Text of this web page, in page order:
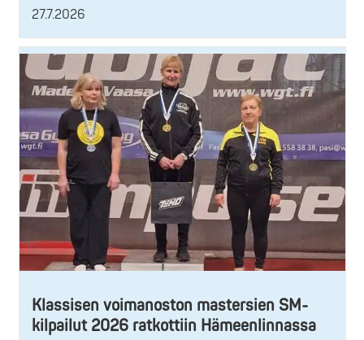
27.7.2026
Klassisen voimanoston mastersien SM-
kilpailut 2026 ratkottiin Hämeenlinnassa